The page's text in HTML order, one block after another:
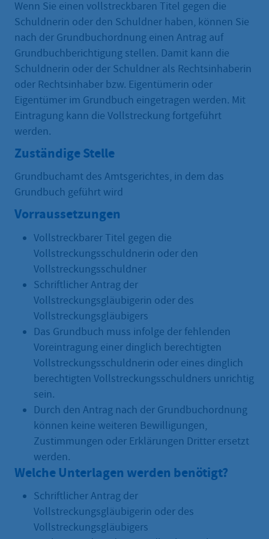
Wenn Sie einen vollstreckbaren Titel gegen die
Schuldnerin oder den Schuldner haben, können Sie
nach der Grundbuchordnung einen Antrag auf
Grundbuchberichtigung stellen. Damit kann die
Schuldnerin oder der Schuldner als Rechtsinhaberin
oder Rechtsinhaber bzw. Eigentümerin oder
Eigentümer im Grundbuch eingetragen werden. Mit
Eintragung kann die Vollstreckung fortgeführt
werden.
Zuständige Stelle
Grundbuchamt des Amtsgerichtes, in dem das
Grundbuch geführt wird
Vorraussetzungen
Vollstreckbarer Titel gegen die
Vollstreckungsschuldnerin oder den
Vollstreckungsschuldner
Schriftlicher Antrag der
Vollstreckungsgläubigerin oder des
Vollstreckungsgläubigers
Das Grundbuch muss infolge der fehlenden
Voreintragung einer dinglich berechtigten
Vollstreckungsschuldnerin oder eines dinglich
berechtigten Vollstreckungsschuldners unrichtig
sein.
Durch den Antrag nach der Grundbuchordnung
können keine weiteren Bewilligungen,
Zustimmungen oder Erklärungen Dritter ersetzt
werden.
Welche Unterlagen werden benötigt?
Schriftlicher Antrag der
Vollstreckungsgläubigerin oder des
Vollstreckungsgläubigers